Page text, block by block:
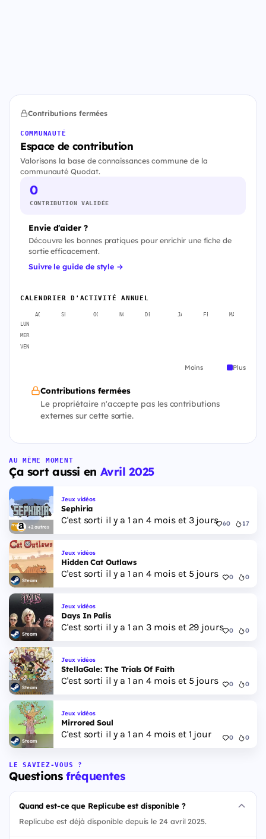
Contributions fermées
COMMUNAUTÉ
Espace de contribution
Valorisons la base de connaissances commune de la
communauté Quodat.
0
CONTRIBUTION VALIDÉE
Envie d'aider ?
Découvre les bonnes pratiques pour enrichir une fiche de
sortie efficacement.
Suivre le guide de style →
CALENDRIER D'ACTIVITÉ ANNUEL
AOÛT SEPT. OCT. NOV. DÉC. JANV. FÉVR. MARS
LUN
MER
VEN
Moins Plus
Contributions fermées
Le propriétaire n'accepte pas les contributions
externes sur cette sortie.
AU MÊME MOMENT
Ça sort aussi en Avril 2025
+2 autres
Jeux vidéos
Sephiria
C'est sorti il y a 1 an 4 mois et 3 jours 60 17
Steam
Jeux vidéos
Hidden Cat Outlaws
C'est sorti il y a 1 an 4 mois et 5 jours 0 0
Steam
Jeux vidéos
Days In Palis
C'est sorti il y a 1 an 3 mois et 29 jours 0 0
Steam
Jeux vidéos
StellaGale: The Trials Of Faith
C'est sorti il y a 1 an 4 mois et 5 jours 0 0
Steam
Jeux vidéos
Mirrored Soul
C'est sorti il y a 1 an 4 mois et 1 jour 0 0
LE SAVIEZ-VOUS ?
Questionsfréquentes
Quand est-ce que Replicube est disponible ?
Replicube est déjà disponible depuis le 24 avril 2025.